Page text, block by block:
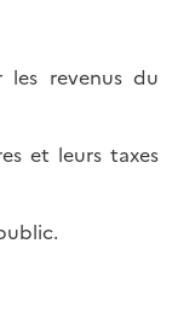
les revenus du
et leurs taxes